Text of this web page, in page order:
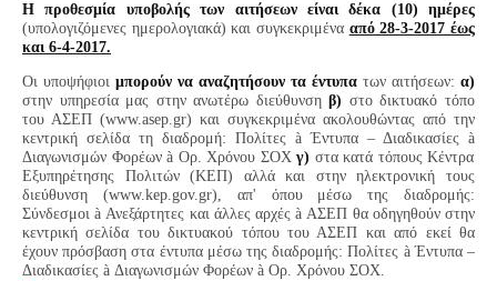
Η προθεσμία υποβολής των αιτήσεων είναι δέκα (10) ημέρες
(υπολογιζόμενες ημερολογιακά) και συγκεκριμένα από 28-3-2017 έως
και 6-4-2017.
Οι υποψήφιοι μπορούν να αναζητήσουν τα έντυπα των αιτήσεων: α)
στην υπηρεσία μας στην ανωτέρω διεύθυνσηβ) στο δικτυακό τόπο
του ΑΣΕΠ (www.asep.gr) και συγκεκριμένα ακολουθώντας από την
κεντρική σελίδα τη διαδρομή: Πολίτες à Έντυπα – Διαδικασίες à
Διαγωνισμών Φορέωνà Ορ. Χρόνου ΣΟΧ γ) στα κατά τόπους Κέντρα
Εξυπηρέτησης Πολιτών (ΚΕΠ) αλλά και στην ηλεκτρονική τους
διεύθυνση (www.kep.gov.gr), απ' όπου μέσω της διαδρομής:
Σύνδεσμοιà Ανεξάρτητες και άλλες αρχέςà ΑΣΕΠ θα οδηγηθούν στην
κεντρική σελίδα του δικτυακού τόπου του ΑΣΕΠ και από εκεί θα
έχουν πρόσβαση στα έντυπα μέσω της διαδρομής:Πολίτες àΈντυπα –
Διαδικασίες à Διαγωνισμών Φορέων à Ορ. Χρόνου ΣΟΧ.